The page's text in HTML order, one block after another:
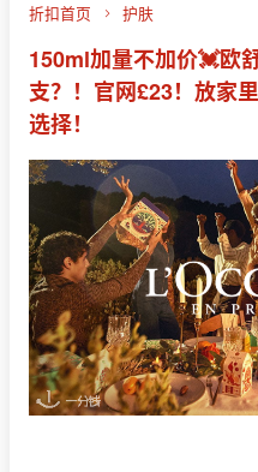
折扣首页 护肤
150ml加量不加价💓欧
支？！官网£23！放家
选择！